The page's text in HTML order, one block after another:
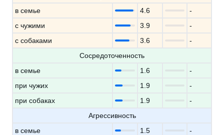
в семье
4.6
-
с чужими
3.9
-
с собаками
3.6
-
Сосредоточенность
в семье
1.6
-
при чужих
1.9
-
при собаках
1.9
-
Агрессивность
в семье
1.5
-